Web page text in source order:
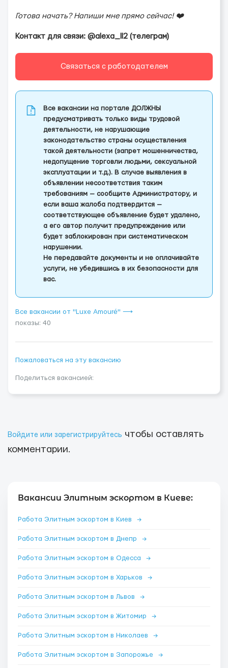
Готова начать? Напиши мне прямо сейчас! ❤️
Контакт для связи: @alexa_ll2 (телеграм)
Связаться с работодателем
Все вакансии на портале ДОЛЖНЫ
предусматривать только виды трудовой
деятельности, не нарушающие
законодательство страны осуществления
такой деятельности (запрет мошенничества,
недопущение торговли людьми, сексуальной
эксплуатации и т.д.). В случае выявления в
объявлении несоответствия таким
требованиям — сообщите Администратору, и
если ваша жалоба подтвердится —
соответствующее объявление будет удалено,
а его автор получит предупреждение или
будет заблокирован при систематическом
нарушении.
Не передавайте документы и не оплачивайте
услуги, не убедившись в их безопасности для
вас.
Все вакансии от "Luxe Amouré" ⟶
показы: 40
Пожаловаться на эту вакансию
Поделиться вакансией:
Войдите или зарегистрируйтесь чтобы оставлять
комментарии.
Вакансии Элитным эскортом в Киеве:
Работа Элитным эскортом в Киев →
Работа Элитным эскортом в Днепр →
Работа Элитным эскортом в Одесса →
Работа Элитным эскортом в Харьков →
Работа Элитным эскортом в Львов →
Работа Элитным эскортом в Житомир →
Работа Элитным эскортом в Николаев →
Работа Элитным эскортом в Запорожье →